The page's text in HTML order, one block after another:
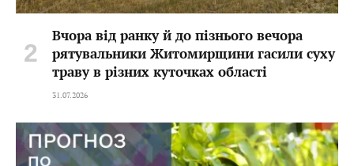
Вчора від ранку й до пізнього вечора
рятувальники Житомирщини гасили суху
траву в різних куточках області
31.07.2026